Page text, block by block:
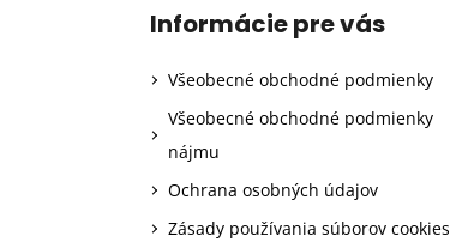
Informácie pre vás
Všeobecné obchodné podmienky
Všeobecné obchodné podmienky
nájmu
Ochrana osobných údajov
Zásady používania súborov cookies